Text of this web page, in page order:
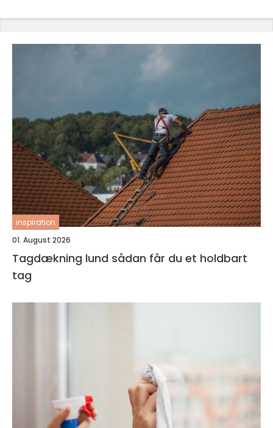
inspiration
01. August 2026
Tagdækning lund sådan får du et holdbart
tag